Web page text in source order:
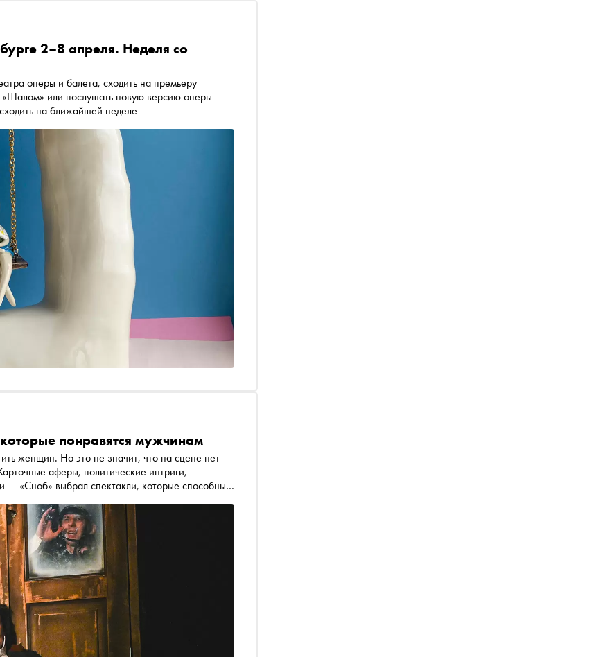
2–8 апреля. Неделя со
оперы и балета, сходить на премьеру
или послушать новую версию оперы
на ближайшей неделе
понравятся мужчинам
женщин. Но это не значит, что на сцене нет
аферы, политические интриги,
— «Сноб» выбрал спектакли, которые способны